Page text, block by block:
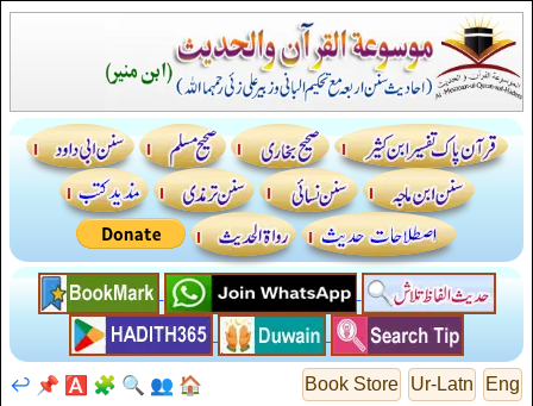
Eng
Ur-Latn
Book Store
🏠
👥
🔍
🧩
🅰️
📌
↩️